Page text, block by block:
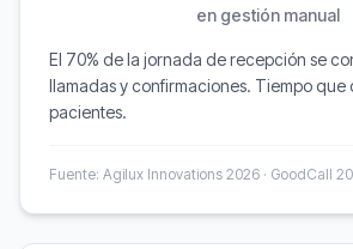
en gestión manual
El 70% de la jornada de recepción se
llamadas y confirmaciones. Tiempo que
pacientes.
Fuente: Agilux Innovations 2026 · GoodCall